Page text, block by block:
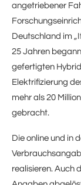
angetriebener
Deutschland im
25 Jahren
gefertigten
Elektrifizierung
mehr als 20
gebracht.
Die online und in
realisieren. Auch